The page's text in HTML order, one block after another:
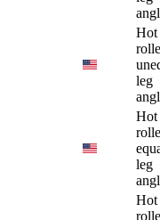
Hot
leg
Hot
leg
Hot